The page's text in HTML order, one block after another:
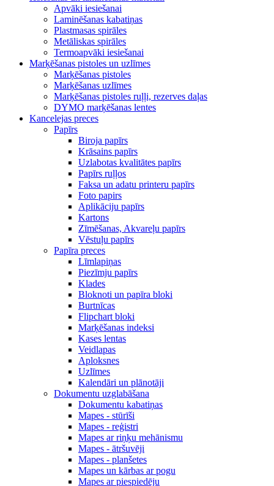
Apvāki iesiešanai
Laminēšanas kabatiņas
Plastmasas spirāles
Metāliskas spirāles
Termoapvāki iesiešanai
Marķēšanas pistoles un uzlīmes
Marķēšanas pistoles
Marķēšanas uzlīmes
Marķēšanas pistoles ruļļi, rezerves daļas
DYMO marķēšanas lentes
Kancelejas preces
Papīrs
Biroja papīrs
Krāsains papīrs
Uzlabotas kvalitātes papīrs
Papīrs ruļļos
Faksa un adatu printeru papīrs
Foto papirs
Aplikāciju papīrs
Kartons
Zīmēšanas, Akvareļu papīrs
Vēstuļu papīrs
Papīra preces
Līmlapiņas
Piezīmju papīrs
Klades
Bloknoti un papīra bloki
Burtnīcas
Flipchart bloki
Marķēšanas indeksi
Kases lentas
Veidlapas
Aploksnes
Uzlīmes
Kalendāri un plānotāji
Dokumentu uzglabāšana
Dokumentu kabatiņas
Mapes - stūrīši
Mapes - reģistri
Mapes ar riņķu mehānismu
Mapes - ātršuvēji
Mapes - planšetes
Mapes un kārbas ar pogu
Mapes ar piespiedēju